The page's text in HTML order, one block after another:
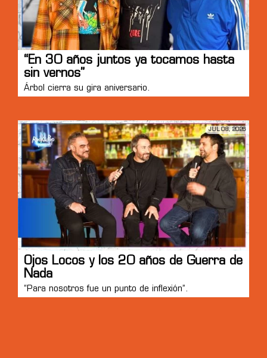
“En 30 años juntos ya tocamos hasta
sin vernos”
Árbol cierra su gira aniversario.
JUL 08, 2026
Ojos Locos y los 20 años de Guerra de
Nada
“Para nosotros fue un punto de inflexión”.